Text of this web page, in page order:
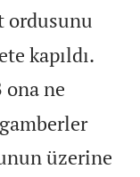
ordusunu
kapıldı.
ona ne
üzerine